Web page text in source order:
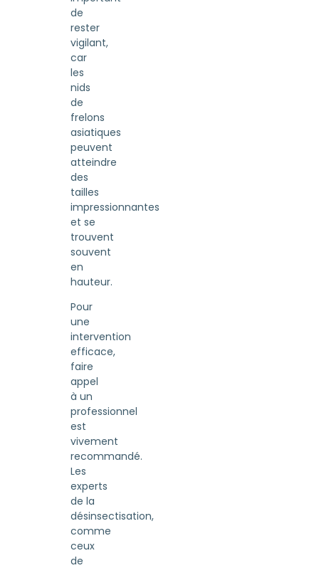
de
rester
vigilant,
car
les
nids
de
frelons
asiatiques
peuvent
atteindre
des
tailles
impressionnantes
et se
trouvent
souvent
en
hauteur.
Pour
une
intervention
efficace,
faire
appel
à un
professionnel
est
vivement
recommandé.
Les
experts
de la
désinsectisation,
comme
ceux
de